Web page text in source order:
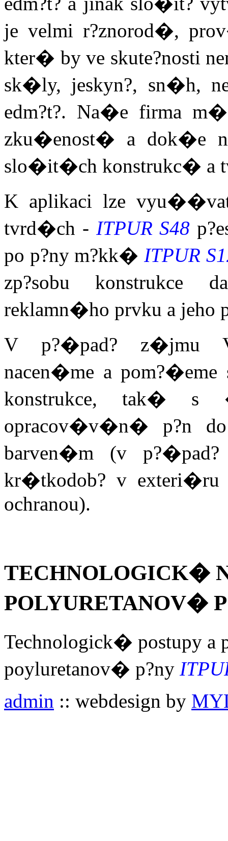
je velmi r?znorod�,
kter� by ve skute?nosti
sk�ly, jeskyn?, sn�h,
edm?t?. Na�e firma
zku�enost� a dok�e
slo�it�ch konstrukc� a
K aplikaci lze
tvrd�ch - ITPUR S48
po p?ny m?kk� ITPUR
zp?sobu konstrukce
reklamn�ho prvku a
V p?�pad? z�jmu
nacen�me a
konstrukce, tak� s
opracov�v�n� p?n
barven�m (v
kr�tkodob? v
ochranou).
TECHNOLOGICK�
POLYURETANOV�
Technologick� postupy
poyluretanov� p?ny
admin :: webdesign by